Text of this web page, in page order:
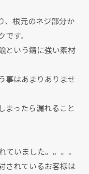
、根元のネジ部分か
す。
という錆に強い素材
事はあまりありませ
まったら漏れること
いました。。。。
されているお客様は